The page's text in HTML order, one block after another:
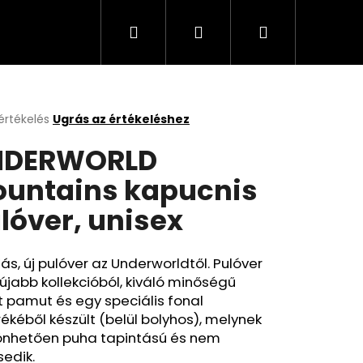
KeresésBejelentkezés
Kosár
Ugrás az értékeléshez
kapucnis
unisex
új pulóver az Underworldtől. Pulóver
kollekcióból, kiváló minőségű
pamut és egy speciális fonal
készült (belül bolyhos), melynek
puha tapintású és nem